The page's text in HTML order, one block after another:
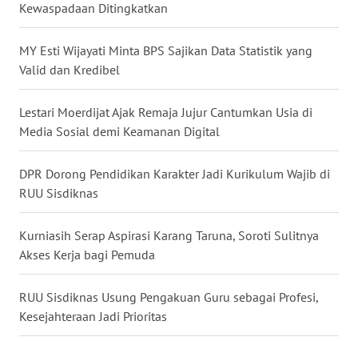
Kewaspadaan Ditingkatkan
MY Esti Wijayati Minta BPS Sajikan Data Statistik yang
Valid dan Kredibel
Lestari Moerdijat Ajak Remaja Jujur Cantumkan Usia di
Media Sosial demi Keamanan Digital
DPR Dorong Pendidikan Karakter Jadi Kurikulum Wajib di
RUU Sisdiknas
Kurniasih Serap Aspirasi Karang Taruna, Soroti Sulitnya
Akses Kerja bagi Pemuda
RUU Sisdiknas Usung Pengakuan Guru sebagai Profesi,
Kesejahteraan Jadi Prioritas
WN
WN
WN
JATIM
WN
BALI
WN
KALBAR
WN
KALTENG